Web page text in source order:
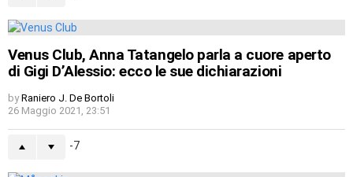
Venus Club, Anna Tatangelo parla a cuore aperto
di Gigi D’Alessio: ecco le sue dichiarazioni
by Raniero J. De Bortoli
26 Maggio 2021, 23:51
-7